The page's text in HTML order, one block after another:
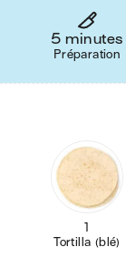
5 minutes
Préparation
1
Tortilla (blé)